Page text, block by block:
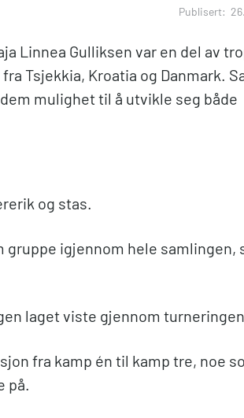
Publisert:
Linnea Gulliksen var en del av
Tsjekkia, Kroatia og Danmark.
mulighet til å utvikle seg både
og stas.
gruppe igjennom hele samlingen,
laget viste gjennom
fra kamp én til kamp tre, noe
på.